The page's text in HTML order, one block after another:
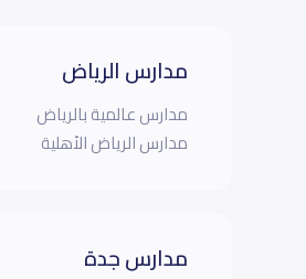
مدارس الرياض
مدارس عالمية بالرياض
مدارس الرياض الأهلية
مدارس جدة